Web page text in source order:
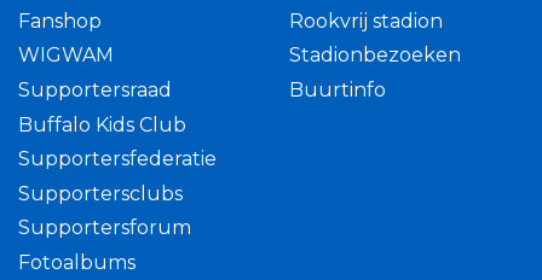
Fanshop
WIGWAM
Supportersraad
Buffalo Kids Club
Supportersfederatie
Supportersclubs
Supportersforum
Fotoalbums
Rookvrij stadion
Stadionbezoeken
Buurtinfo